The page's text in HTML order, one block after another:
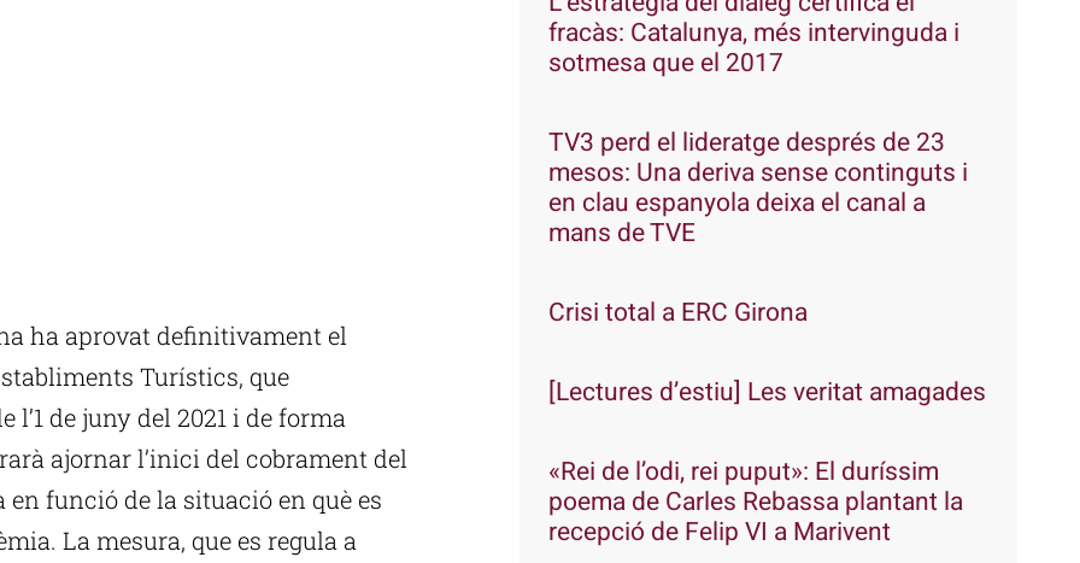
ha aprovat definitivament el
Turístics, que
de juny del 2021 i de forma
ajornar l’inici del cobrament del
funció de la situació en què es
La mesura, que es regula a
fracàs: Catalunya, més intervinguda i
sotmesa que el 2017
TV3 perd el lideratge després de 23
mesos: Una deriva sense continguts i
en clau espanyola deixa el canal a
mans de TVE
Crisi total a ERC Girona
[Lectures d’estiu] Les veritat amagades
«Rei de l’odi, rei puput»: El duríssim
poema de Carles Rebassa plantant la
recepció de Felip VI a Marivent